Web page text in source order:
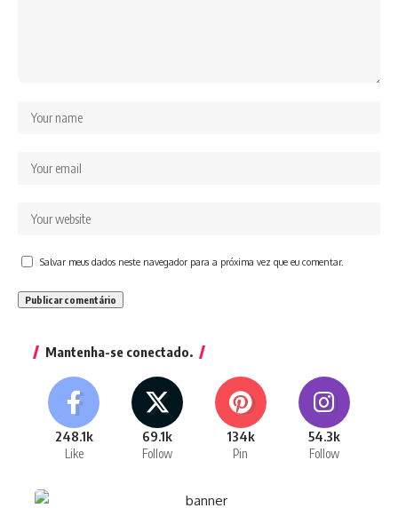
Salvar meus dados neste navegador para a próxima vez que eu comentar.
Mantenha-se conectado.
248.1k
Like
69.1k
Follow
134k
Pin
54.3k
Follow